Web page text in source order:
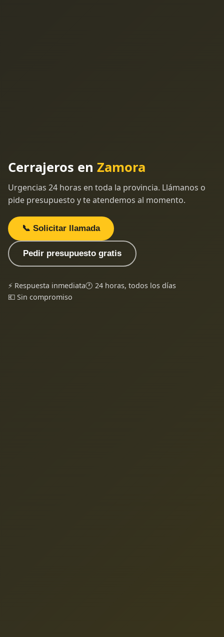
Cerrajeros en Zamora
Urgencias 24 horas en toda la provincia. Llámanos o
pide presupuesto y te atendemos al momento.
📞 Solicitar llamada
Pedir presupuesto gratis
⚡ Respuesta inmediata🕐 24 horas, todos los días
💶 Sin compromiso